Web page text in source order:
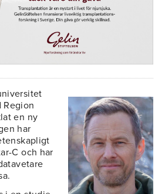
Region
en ny
har
C och har